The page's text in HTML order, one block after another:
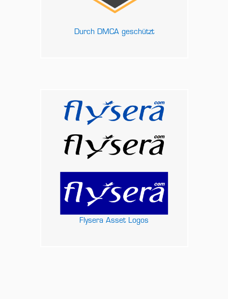
Durch DMCA geschützt
Flysera Asset Logos